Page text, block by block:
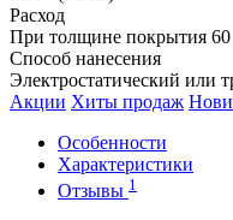
Расход
При толщине покрытия
Способ нанесения
Электростатический или
Акции Хиты продаж
Особенности
Характеристики
Отзывы 1